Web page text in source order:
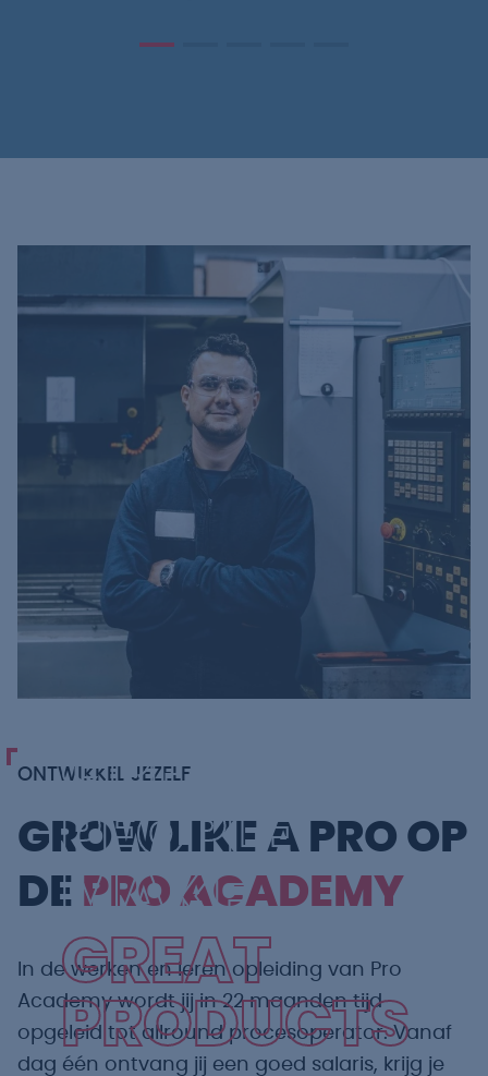
GREAT
PEOPLE
MAKE
GREAT
PRODUCTS
ONTWIKKEL JEZELF
GROW LIKE A PRO OP
DE PRO ACADEMY
In de werken en leren opleiding van Pro
Academy wordt jij in 22 maanden tijd
opgeleid tot allround procesoperator. Vanaf
dag één ontvang jij een goed salaris, krijg je